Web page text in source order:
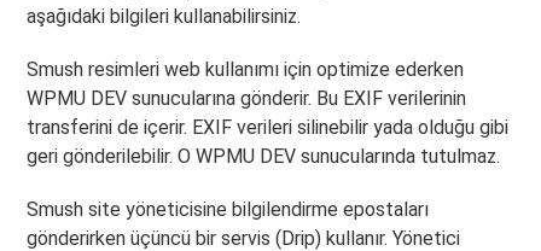
aşağıdaki bilgileri kullanabilirsiniz.
Smush resimleri web kullanımı için optimize ederken
WPMU DEV sunucularına gönderir. Bu EXIF verilerinin
transferini de içerir. EXIF verileri silinebilir yada olduğu gibi
geri gönderilebilir. O WPMU DEV sunucularında tutulmaz.
Smush site yöneticisine bilgilendirme epostaları
gönderirken üçüncü bir servis (Drip) kullanır. Yönetici